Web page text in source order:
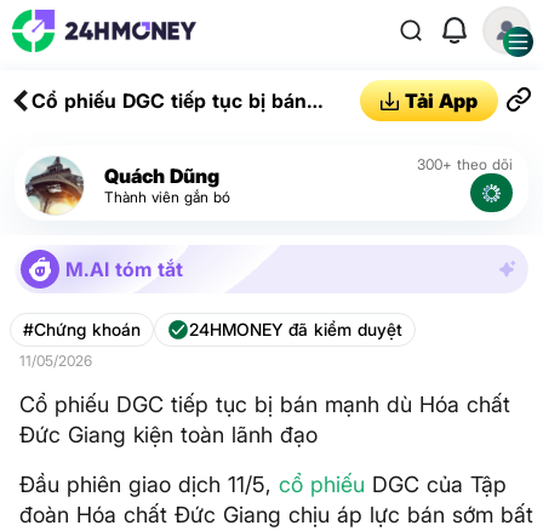
Cổ phiếu DGC tiếp tục bị bán
toàn lãnh đạo
Tải App
Quách Dũng
Thành viên gắn bó
300+ theo dõi
M.AI tóm tắt
#Chứng khoán 24HMONEY đã kiểm duyệt
11/05/2026
Cổ phiếu DGC tiếp tục bị bán mạnh dù Hóa chất
Đức Giang kiện toàn lãnh đạo
Đầu phiên giao dịch 11/5, cổ phiếu DGC của Tập
đoàn Hóa chất Đức Giang chịu áp lực bán sớm bất